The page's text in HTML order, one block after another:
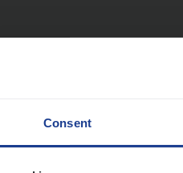
Consent